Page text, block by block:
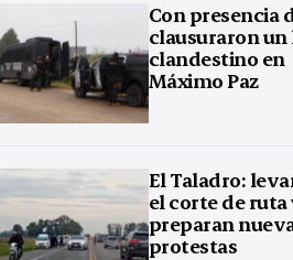
Con presencia
clausuraron un
clandestino en
Máximo Paz
El Taladro:
el corte de ruta
preparan
protestas